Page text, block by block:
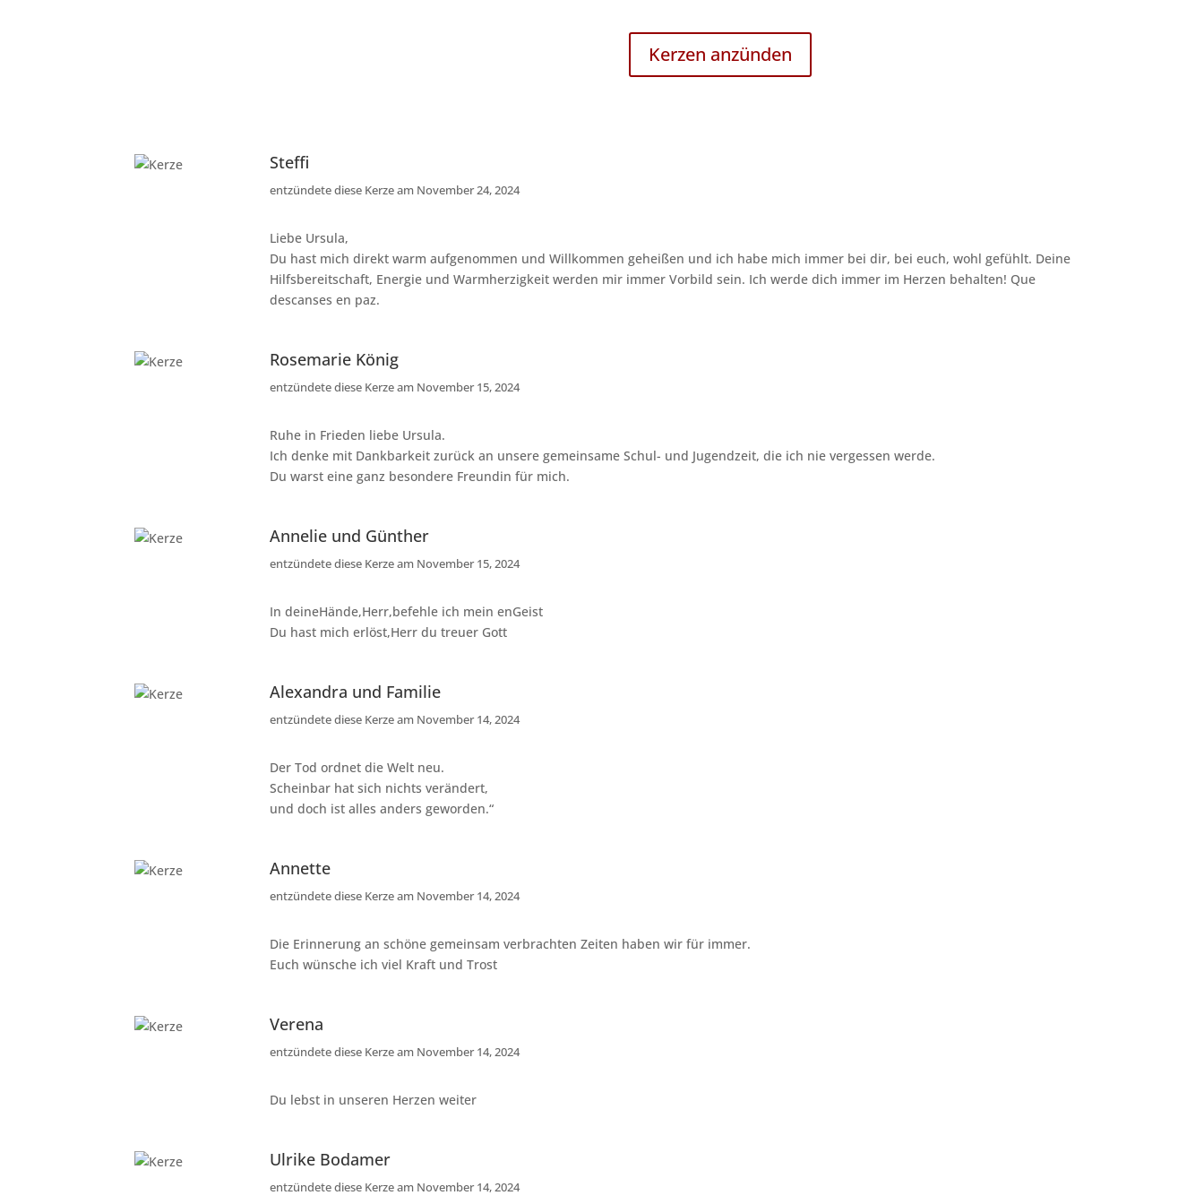
Kerzen anzünden
Steffi
entzündete diese Kerze am November 24, 2024
Liebe Ursula,
Du hast mich direkt warm aufgenommen und Willkommen geheißen und ich habe mich immer bei dir, bei euch, wohl gefühlt. Deine
Hilfsbereitschaft, Energie und Warmherzigkeit werden mir immer Vorbild sein. Ich werde dich immer im Herzen behalten! Que
descanses en paz.
Rosemarie König
entzündete diese Kerze am November 15, 2024
Ruhe in Frieden liebe Ursula.
Ich denke mit Dankbarkeit zurück an unsere gemeinsame Schul- und Jugendzeit, die ich nie vergessen werde.
Du warst eine ganz besondere Freundin für mich.
Annelie und Günther
entzündete diese Kerze am November 15, 2024
In deineHände,Herr,befehle ich mein enGeist
Du hast mich erlöst,Herr du treuer Gott
Alexandra und Familie
entzündete diese Kerze am November 14, 2024
Der Tod ordnet die Welt neu.
Scheinbar hat sich nichts verändert,
und doch ist alles anders geworden.“
Annette
entzündete diese Kerze am November 14, 2024
Die Erinnerung an schöne gemeinsam verbrachten Zeiten haben wir für immer.
Euch wünsche ich viel Kraft und Trost
Verena
entzündete diese Kerze am November 14, 2024
Du lebst in unseren Herzen weiter
Ulrike Bodamer
entzündete diese Kerze am November 14, 2024